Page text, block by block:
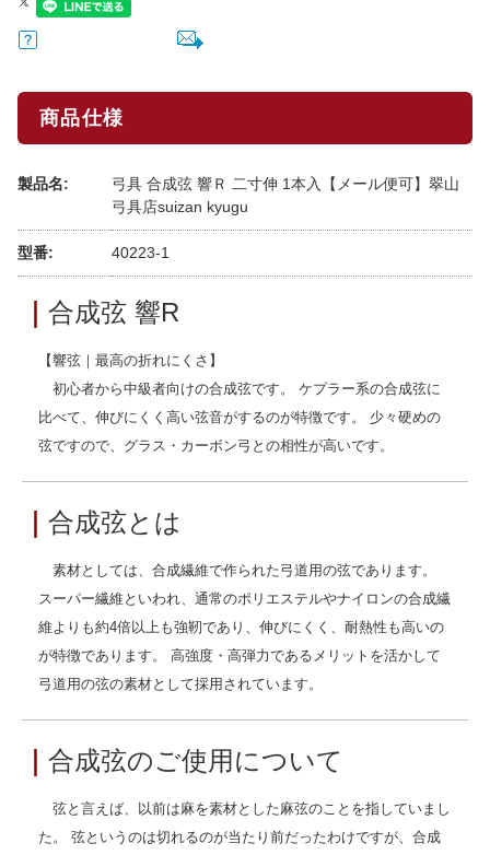
商品仕様
製品名:
弓具 合成弦 響Ｒ 二寸伸 1本入【メール便可】翠山
弓具店suizan kyugu
型番: 40223-1
合成弦 響R
【響弦｜最高の折れにくさ】
初心者から中級者向けの合成弦です。 ケプラー系の合成弦に
比べて、伸びにくく高い弦音がするのが特徴です。 少々硬めの
弦ですので、グラス・カーボン弓との相性が高いです。
合成弦とは
素材としては、合成繊維で作られた弓道用の弦であります。
スーパー繊維といわれ、通常のポリエステルやナイロンの合成繊
維よりも約4倍以上も強靭であり、伸びにくく、耐熱性も高いの
が特徴であります。 高強度・高弾力であるメリットを活かして
弓道用の弦の素材として採用されています。
合成弦のご使用について
弦と言えば、以前は麻を素材とした麻弦のことを指していまし
た。 弦というのは切れるのが当たり前だったわけですが、合成